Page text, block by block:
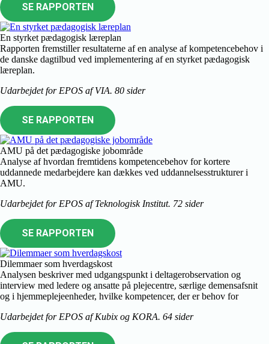
SE RAPPORTEN
En styrket pædagogisk læreplan
Rapporten fremstiller resultaterne af en analyse af kompetencebehov i
de danske dagtilbud ved implementering af en styrket pædagogisk
læreplan.
Udarbejdet for EPOS af VIA. 80 sider
SE RAPPORTEN
AMU på det pædagogiske jobområde
Analyse af hvordan fremtidens kompetencebehov for kortere
uddannede medarbejdere kan dækkes ved uddannelsesstrukturer i
AMU.
Udarbejdet for EPOS af Teknologisk Institut. 72 sider
SE RAPPORTEN
Dilemmaer som hverdagskost
Analysen beskriver med udgangspunkt i deltagerobservation og
interview med ledere og ansatte på plejecentre, særlige demensafsnit
og i hjemmeplejeenheder, hvilke kompetencer, der er behov for
Udarbejdet for EPOS af Kubix og KORA. 64 sider